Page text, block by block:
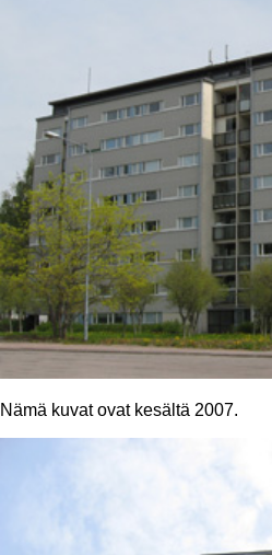
Nämä kuvat ovat kesältä 2007.